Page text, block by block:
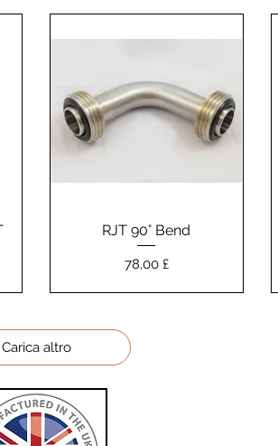
Vista rapida
RJT 90° Bend
Prezzo
78,00 £
Carica altro